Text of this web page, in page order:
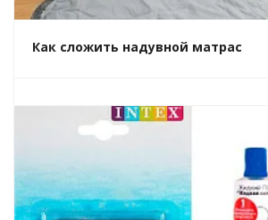
Как сложить надувной матрас